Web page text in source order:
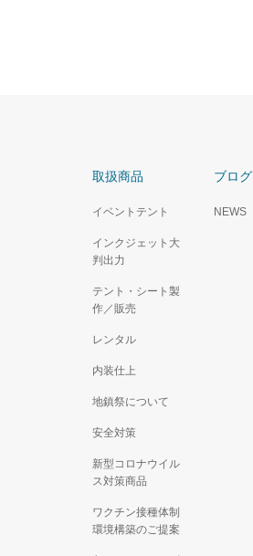
取扱商品
イベントテント
インクジェット大
判出力
テント・シート製
作／販売
レンタル
内装仕上
地鎮祭について
安全対策
新型コロナウイル
ス対策商品
ワクチン接種体制
環境構築のご提案
ブログ
NEWS